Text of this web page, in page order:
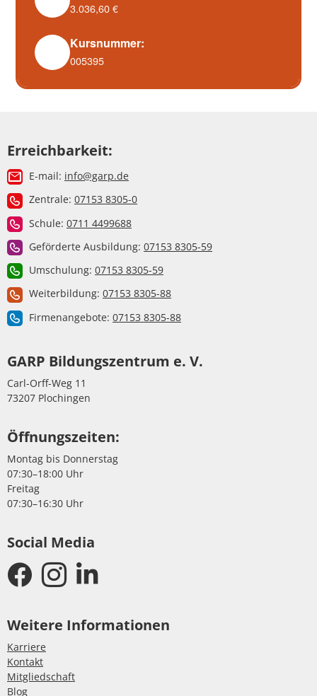
3.036,60 €
Kursnummer:
005395
Erreichbarkeit:
E-mail: info@garp.de
Zentrale: 07153 8305-0
Schule: 0711 4499688
Geförderte Ausbildung: 07153 8305-59
Umschulung: 07153 8305-59
Weiterbildung: 07153 8305-88
Firmenangebote: 07153 8305-88
GARP Bildungszentrum e. V.
Carl-Orff-Weg 11
73207 Plochingen
Öffnungszeiten:
Montag bis Donnerstag
07:30–18:00 Uhr
Freitag
07:30–16:30 Uhr
Social Media
Weitere Informationen
Karriere
Kontakt
Mitgliedschaft
Blog